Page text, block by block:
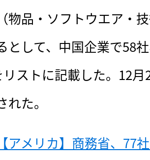
物品・ソフトウエア・
として、中国企業で58
ストに記載した。12
た。
【アメリカ】商務省、77